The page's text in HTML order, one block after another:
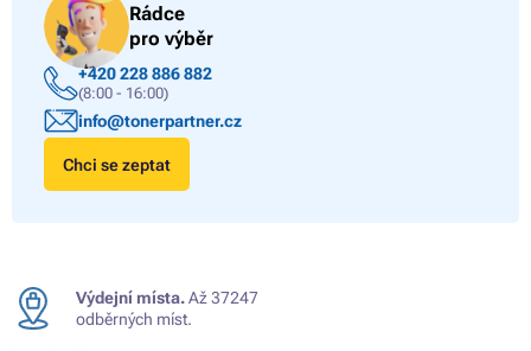
Rádce
pro výběr
+420 228 886 882
(8:00 - 16:00)
info@tonerpartner.cz
Chci se zeptat
Výdejní místa.Až 37247
odběrných míst.